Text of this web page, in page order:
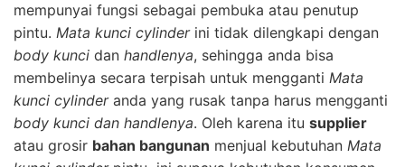
mempunyai fungsi sebagai pembuka atau penutup
pintu. Mata kunci cylinderini tidak dilengkapi dengan
body kunci dan handlenya, sehingga anda bisa
membelinya secara terpisah untuk mengganti Mata
kunci cylinderanda yang rusak tanpa harus mengganti
body kunci dan handlenya. Oleh karena itu supplier
atau grosir bahan bangunan menjual kebutuhan Mata